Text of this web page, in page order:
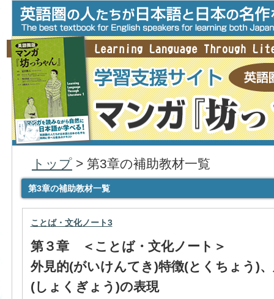
トップ > 第3章の補助教材一覧
第3章の補助教材一覧
ことば・文化ノート3
第３章 ＜ことば・文化ノート＞
外見的(がいけんてき)特徴(とくちょう)
(しょくぎょう)の表現